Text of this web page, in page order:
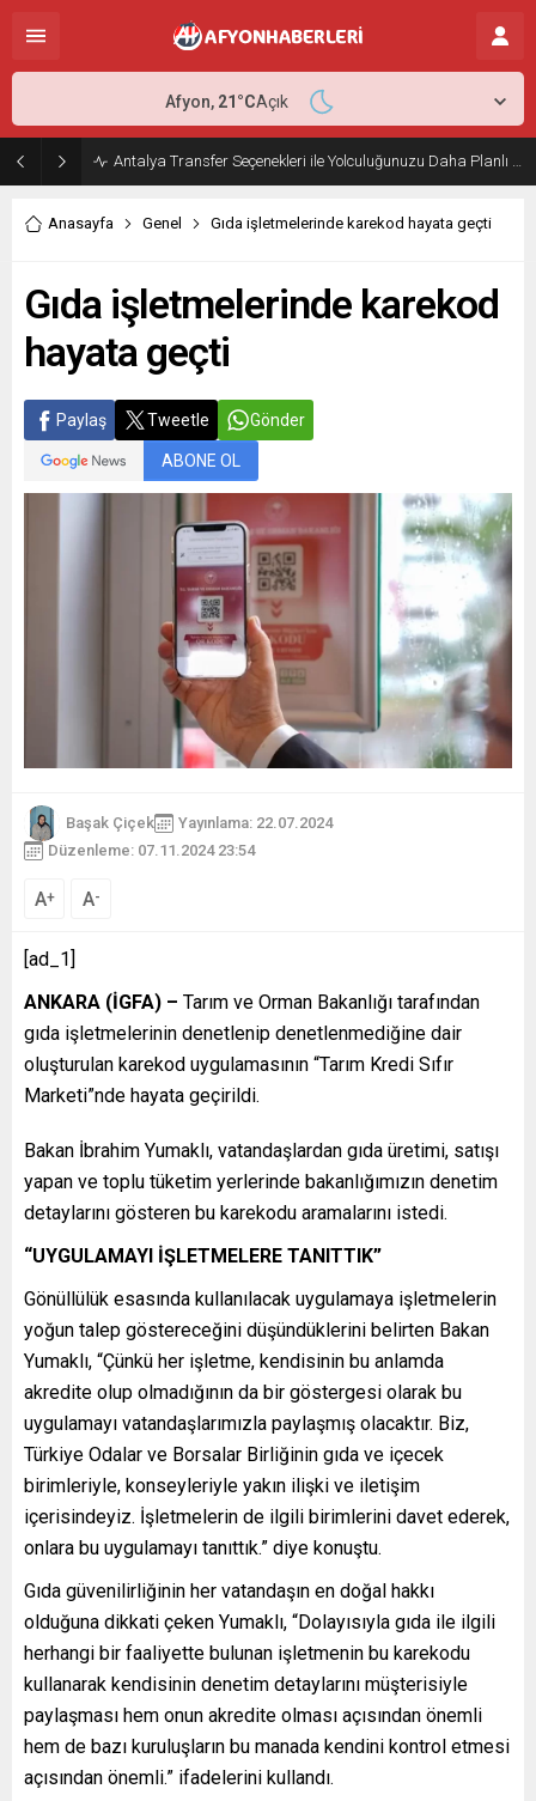
Antalya Transfer Seçenekleri ile Yolculuğunuzu Daha Planlı Hale Getirin
Afyon, 21°CAçık
Anasayfa Genel Gıda işletmelerinde karekod hayata geçti
Gıda işletmelerinde karekod
hayata geçti
Paylaş Tweetle Gönder
ABONE OL
Başak Çiçek
Yayınlama: 22.07.2024
Düzenleme: 07.11.2024 23:54
A+ A-
[ad_1]
ANKARA (İGFA) – Tarım ve Orman Bakanlığı tarafından
gıda işletmelerinin denetlenip denetlenmediğine dair
oluşturulan karekod uygulamasının “Tarım Kredi Sıfır
Marketi”nde hayata geçirildi.
Bakan İbrahim Yumaklı, vatandaşlardan gıda üretimi, satışı
yapan ve toplu tüketim yerlerinde bakanlığımızın denetim
detaylarını gösteren bu karekodu aramalarını istedi.
“UYGULAMAYI İŞLETMELERE TANITTIK”
Gönüllülük esasında kullanılacak uygulamaya işletmelerin
yoğun talep göstereceğini düşündüklerini belirten Bakan
Yumaklı, “Çünkü her işletme, kendisinin bu anlamda
akredite olup olmadığının da bir göstergesi olarak bu
uygulamayı vatandaşlarımızla paylaşmış olacaktır. Biz,
Türkiye Odalar ve Borsalar Birliğinin gıda ve içecek
birimleriyle, konseyleriyle yakın ilişki ve iletişim
içerisindeyiz. İşletmelerin de ilgili birimlerini davet ederek,
onlara bu uygulamayı tanıttık.” diye konuştu.
Gıda güvenilirliğinin her vatandaşın en doğal hakkı
olduğuna dikkati çeken Yumaklı, “Dolayısıyla gıda ile ilgili
herhangi bir faaliyette bulunan işletmenin bu karekodu
kullanarak kendisinin denetim detaylarını müşterisiyle
paylaşması hem onun akredite olması açısından önemli
hem de bazı kuruluşların bu manada kendini kontrol etmesi
açısından önemli.” ifadelerini kullandı.